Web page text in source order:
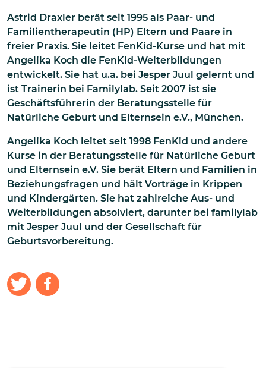
Astrid Draxler berät seit 1995 als Paar- und
Familientherapeutin (HP) Eltern und Paare in
freier Praxis. Sie leitet FenKid-Kurse und hat mit
Angelika Koch die FenKid-Weiterbildungen
entwickelt. Sie hat u.a. bei Jesper Juul gelernt und
ist Trainerin bei Familylab. Seit 2007 ist sie
Geschäftsführerin der Beratungsstelle für
Natürliche Geburt und Elternsein e.V., München.
Angelika Koch leitet seit 1998 FenKid und andere
Kurse in der Beratungsstelle für Natürliche Geburt
und Elternsein e.V. Sie berät Eltern und Familien in
Beziehungsfragen und hält Vorträge in Krippen
und Kindergärten. Sie hat zahlreiche Aus- und
Weiterbildungen absolviert, darunter bei familylab
mit Jesper Juul und der Gesellschaft für
Geburtsvorbereitung.